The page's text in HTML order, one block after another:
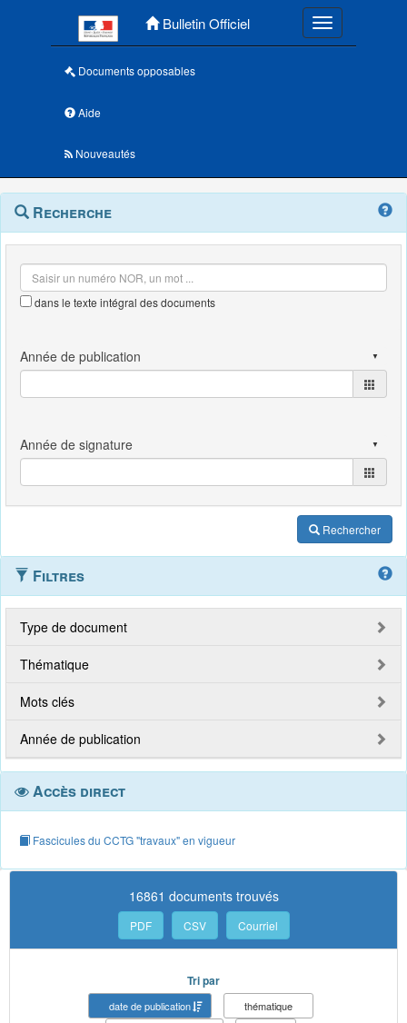
Bulletin Officiel Toggle
Documents opposables
Aide
Nouveautés
Navigation
outils
Menu
contextuel
Recherche
dans le texte intégral des documents
Rechercher
Filtres
Type de document
Thématique
Mots clés
Année de publication
Accès direct
Fascicules du CCTG "travaux" en vigueur
16861 documents trouvés
PDF CSV Courriel
Tri par
date de publication
thématique